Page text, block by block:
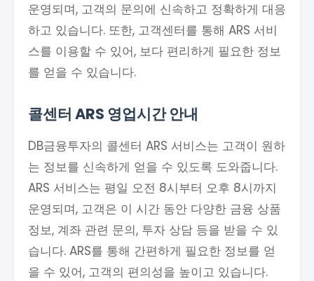
운영되며, 고객의 문의에 신속하고 정확하게 대응
하고 있습니다. 또한, 고객센터를 통해 ARS 서비
스를 이용할 수 있어, 보다 편리하게 필요한 정보
를 얻을 수 있습니다.
콜센터 ARS 영업시간 안내
DB금융투자의 콜센터 ARS 서비스는 고객이 원하
는 정보를 신속하게 얻을 수 있도록 도와줍니다.
ARS 서비스는 평일 오전 8시부터 오후 8시까지
운영되며, 고객은 이 시간 동안 다양한 금융 상품
정보, 계좌 관련 문의, 투자 상담 등을 받을 수 있
습니다. ARS를 통해 간편하게 필요한 정보를 얻
을 수 있어, 고객의 편의성을 높이고 있습니다.